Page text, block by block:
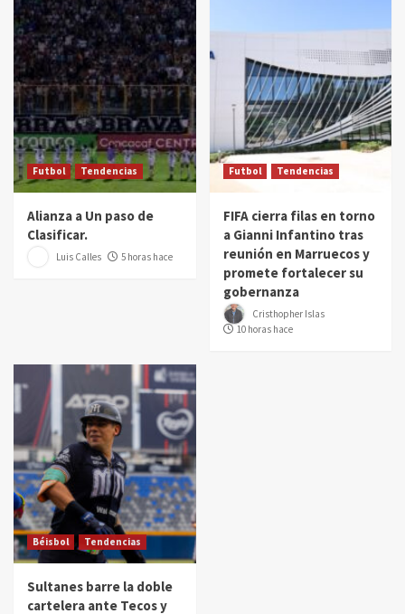
Futbol Tendencias
Alianza a Un paso de
Clasificar.
Luis Calles 5 horas hace
Futbol Tendencias
FIFA cierra filas en torno
a Gianni Infantino tras
reunión en Marruecos y
promete fortalecer su
gobernanza
Cristhopher Islas
10 horas hace
Béisbol Tendencias
Sultanes barre la doble
cartelera ante Tecos y